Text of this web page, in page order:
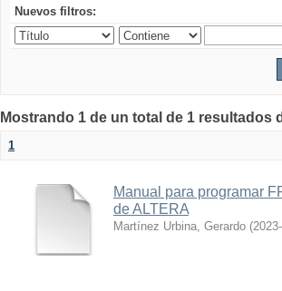
Nuevos filtros:
Mostrando 1 de un total de 1
1
Manual para programar
de ALTERA
Martínez Urbina, Gerardo (